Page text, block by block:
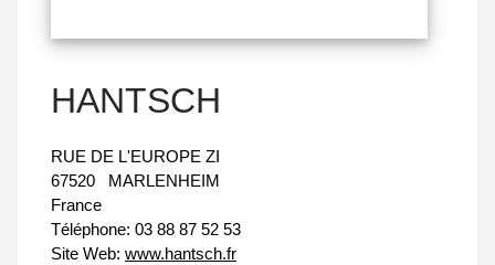
HANTSCH
RUE DE L'EUROPE ZI
67520
MARLENHEIM
France
Téléphone: 03 88 87 52 53
Site Web: www.hantsch.fr